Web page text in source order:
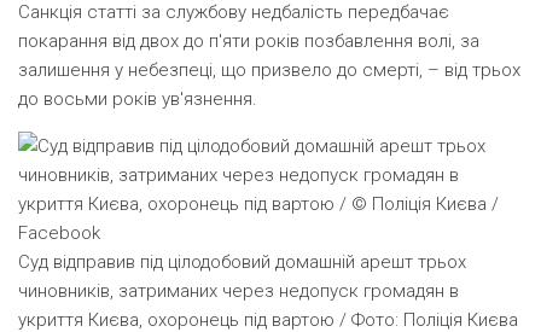
Санкція статті за службову недбалість передбачає
покарання від двох до п'яти років позбавлення волі, за
залишення у небезпеці, що призвело до смерті, – від трьох
до восьми років ув'язнення.
Суд відправив під цілодобовий домашній арешт трьох
чиновників, затриманих через недопуск громадян в
укриття Києва, охоронець під вартою / Фото: Поліція Києва